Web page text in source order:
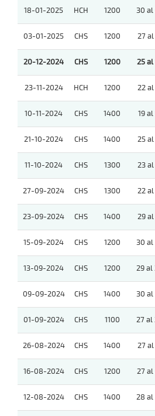
18-01-2025 HCH 1200 30 al
03-01-2025 CHS 1200 27 al
20-12-2024 CHS 1200 25 al
23-11-2024 HCH 1200 22 al
10-11-2024 CHS 1400 19 al
21-10-2024 CHS 1400 25 al
11-10-2024 CHS 1300 23 al
27-09-2024 CHS 1300 22 al
23-09-2024 CHS 1400 29 al
15-09-2024 CHS 1200 30 al
13-09-2024 CHS 1200 29 al
09-09-2024 CHS 1400 30 al
01-09-2024 CHS 1100 27 al
26-08-2024 CHS 1400 27 al
16-08-2024 CHS 1200 27 al
12-08-2024 CHS 1400 28 al